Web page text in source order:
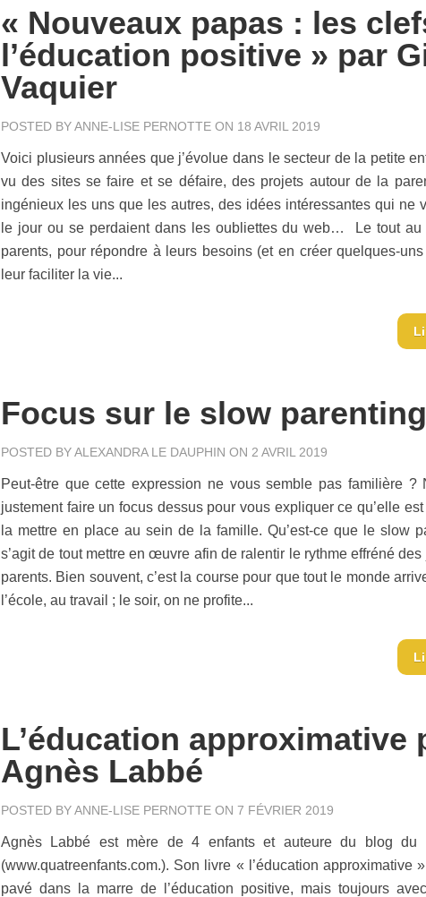
« Nouveaux papas : les
l’éducation positive » par
Vaquier
POSTED BYANNE-LISE PERNOTTE ON 18 AVRIL 2019
Voici plusieurs années que j’évolue dans le secteur de la petite
vu des sites se faire et se défaire, des projets autour de la
ingénieux les uns que les autres, des idées intéressantes qui ne
le jour ou se perdaient dans les oubliettes du web… Le tout au
parents, pour répondre à leurs besoins (et en créer quelques-
leur faciliter la vie...
Focus sur le slow parenting
POSTED BYALEXANDRA LE DAUPHIN ON 2 AVRIL 2019
Peut-être que cette expression ne vous semble pas familière ?
justement faire un focus dessus pour vous expliquer ce qu’elle
la mettre en place au sein de la famille. Qu’est-ce que le slow
s’agit de tout mettre en œuvre afin de ralentir le rythme effréné
parents. Bien souvent, c’est la course pour que tout le monde
l’école, au travail ; le soir, on ne profite...
L’éducation approximative
Agnès Labbé
POSTED BYANNE-LISE PERNOTTE ON 7 FÉVRIER 2019
Agnès Labbé est mère de 4 enfants et auteure du blog du
(www.quatreenfants.com.). Son livre « l’éducation approximative
pavé dans la marre de l’éducation positive, mais toujours